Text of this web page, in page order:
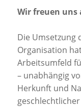
Wir freuen uns
Die Umsetzung
Organisation
Arbeitsumfeld
– unabhängig
Herkunft und